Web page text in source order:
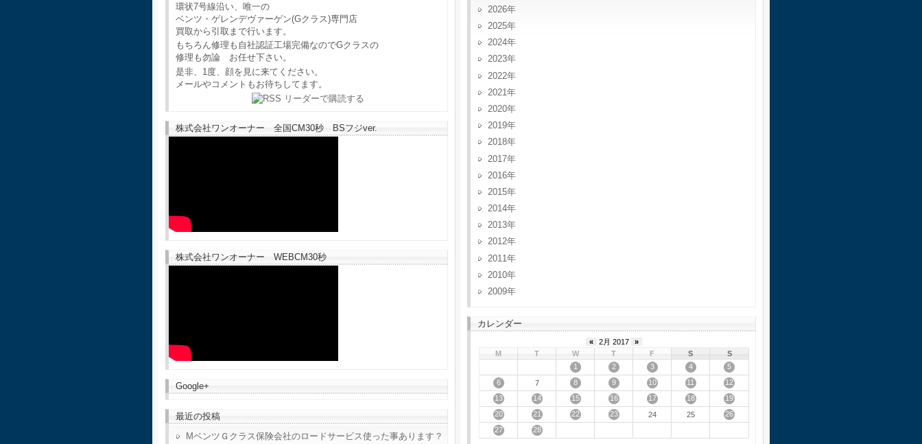
環状7号線沿い、唯一の
ベンツ・ゲレンデヴァーゲン(Gクラス)専門店
買取から引取まで行います。
もちろん修理も自社認証工場完備なのでGクラスの
修理も勿論 お任せ下さい。
是非、1度、顔を見に来てください。
メールやコメントもお待ちしてます。
株式会社ワンオーナー 全国CM30秒 BSフジver.
株式会社ワンオーナー WEBCM30秒
Google+
最近の投稿
MベンツＧクラス保険会社のロードサービス使った事あります？
2026
2025
2024
2023
2022
2021
2020
2019
2018
2017
2016
2015
2014
2013
2012
2011
2010
2009
カレンダー
« 2月 2017
»
M
T W T F S
S
1
2 3 4
5
6
7 8 9 10 11
12
13
14 15 16 17 18
19
20
21 22 23 24 25
26
27
28